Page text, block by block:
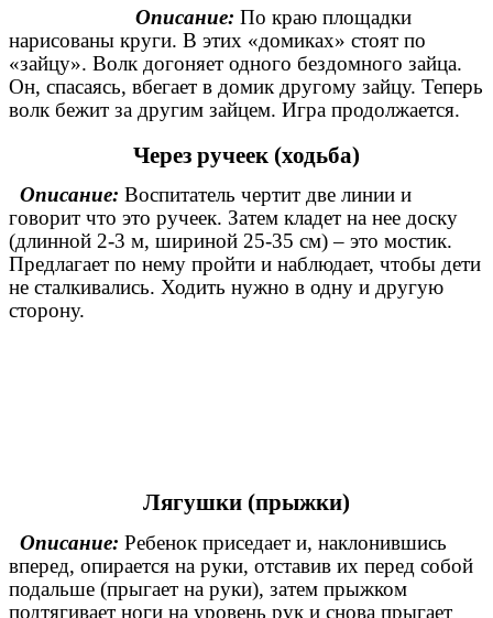
Описание: По краю площадки
нарисованы круги. В этих «домиках» стоят по
«зайцу». Волк догоняет одного бездомного зайца.
Он, спасаясь, вбегает в домик другому зайцу. Теперь
волк бежит за другим зайцем. Игра продолжается.
Через ручеек (ходьба)
Описание: Воспитатель чертит две линии и
говорит что это ручеек. Затем кладет на нее доску
(длинной 2-3 м, шириной 25-35 см) – это мостик.
Предлагает по нему пройти и наблюдает, чтобы дети
не сталкивались. Ходить нужно в одну и другую
сторону.
Лягушки (прыжки)
Описание: Ребенок приседает и, наклонившись
вперед, опирается на руки, отставив их перед собой
подальше (прыгает на руки), затем прыжком
подтягивает ноги на уровень рук и снова прыгает